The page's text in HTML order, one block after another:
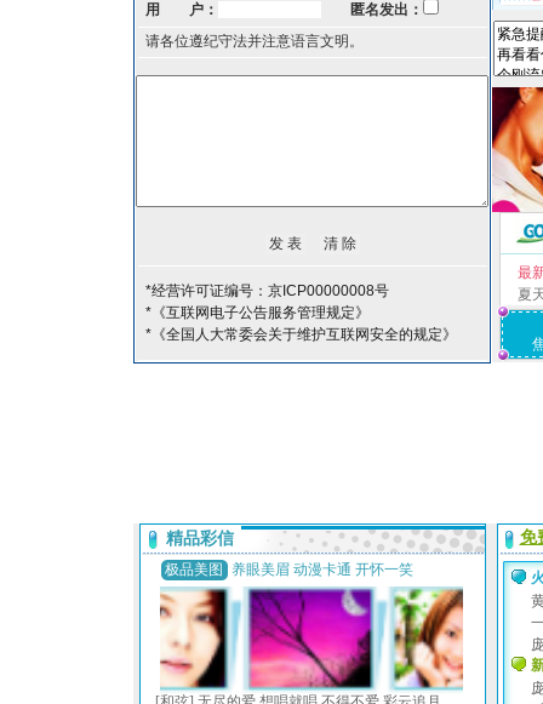
用 户：
匿名发出：
请各位遵纪守法并注意语言文明。
*经营许可证编号：京ICP00000008号
*《互联网电子公告服务管理规定》
*《全国人大常委会关于维护互联网安全的规定》
最
夏